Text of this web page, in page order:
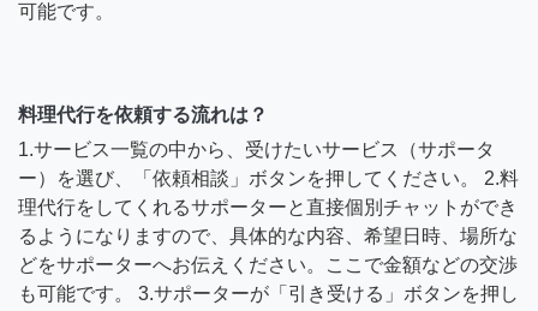
可能です。
料理代行を依頼する流れは？
1.サービス一覧の中から、受けたいサービス（サポータ
ー）を選び、「依頼相談」ボタンを押してください。 2.料
理代行をしてくれるサポーターと直接個別チャットができ
るようになりますので、具体的な内容、希望日時、場所な
どをサポーターへお伝えください。ここで金額などの交渉
も可能です。 3.サポーターが「引き受ける」ボタンを押し